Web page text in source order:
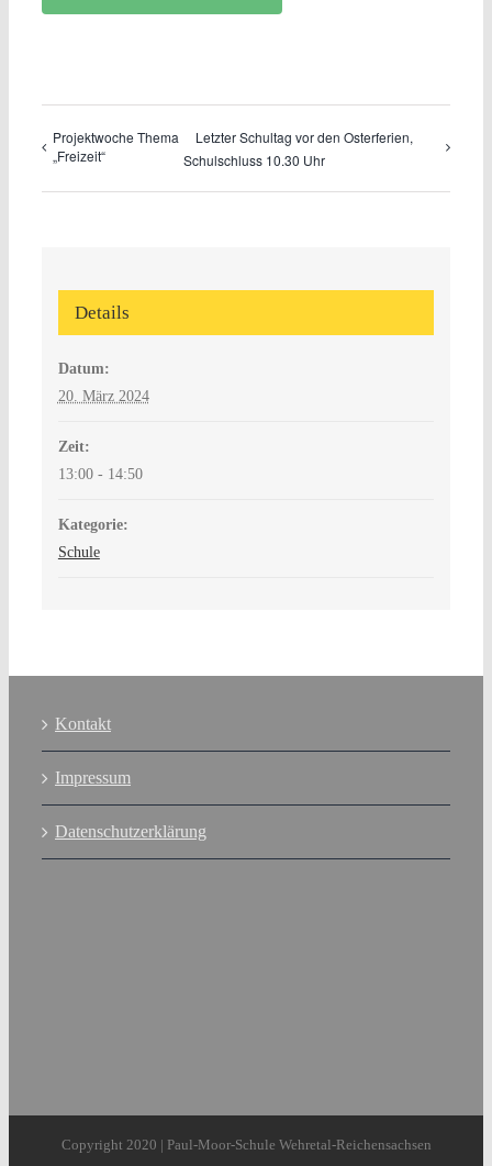
Projektwoche Thema
„Freizeit“
Letzter Schultag vor den Osterferien,
Schulschluss 10.30 Uhr
Details
Datum:
20. März 2024
Zeit:
13:00 - 14:50
Kategorie:
Schule
Kontakt
Impressum
Datenschutzerklärung
Copyright 2020 | Paul-Moor-Schule Wehretal-Reichensachsen